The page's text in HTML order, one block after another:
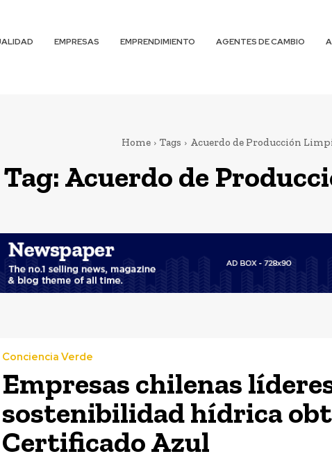
EMPRESAS EMPRENDIMIENTO AGENTES DE CAMBIO
Home Tags Acuerdo de Producción
Tag:Acuerdo de
Conciencia Verde
Empresas chilenas
sostenibilidad hídrica
Certificado Azul